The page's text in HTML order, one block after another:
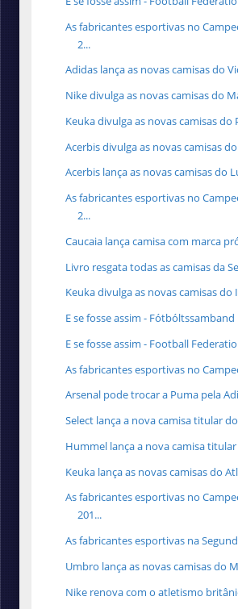
As fabricantes esportivas no
2...
Adidas lança as novas camisas do
Nike divulga as novas camisas do
Keuka divulga as novas camisas do
Acerbis divulga as novas camisas
Acerbis lança as novas camisas do
As fabricantes esportivas no
2...
Caucaia lança camisa com marca
Livro resgata todas as camisas da
Keuka divulga as novas camisas do
E se fosse assim - Fótbóltssamband
E se fosse assim - Football
As fabricantes esportivas no
Arsenal pode trocar a Puma pela
Select lança a nova camisa titular
Hummel lança a nova camisa
Keuka lança as novas camisas do
As fabricantes esportivas no
201...
As fabricantes esportivas na
Umbro lança as novas camisas do
Nike renova com o atletismo